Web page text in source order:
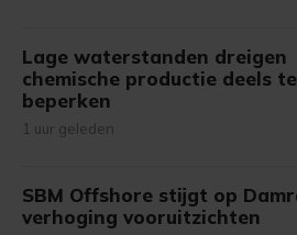
Lage waterstanden dreigen
chemische productie deels te
beperken
1 uur geleden
SBM Offshore stijgt op
verhoging vooruitzichten